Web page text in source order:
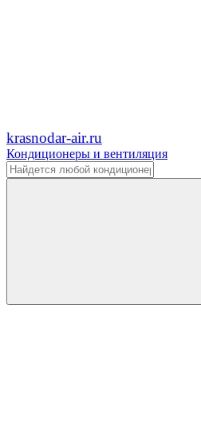
krasnodar-air.ru
Кондиционеры и вентиляция